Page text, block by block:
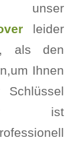
unser
leider
als den
Ihnen
ist